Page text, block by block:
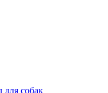
для собак